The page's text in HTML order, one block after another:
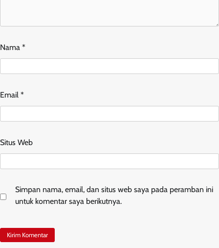
Nama *
Email *
Situs Web
Simpan nama, email, dan situs web saya pada peramban ini
untuk komentar saya berikutnya.